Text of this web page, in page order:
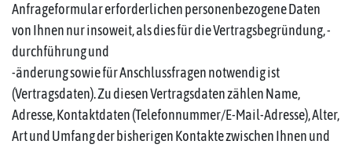
Anfrageformular erforderlichen personenbezogene Daten
von Ihnen nur insoweit, als dies für die Vertragsbegründung, -
durchführung und
-änderung sowie für Anschlussfragen notwendig ist
(Vertragsdaten). Zu diesen Vertragsdaten zählen Name,
Adresse, Kontaktdaten (Telefonnummer/E-Mail-Adresse), Alter,
Art und Umfang der bisherigen Kontakte zwischen Ihnen und